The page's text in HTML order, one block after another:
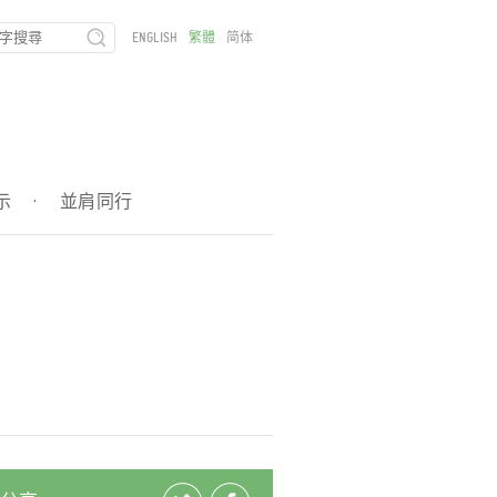
· 並肩同行
ENGLISH 繁體 简体